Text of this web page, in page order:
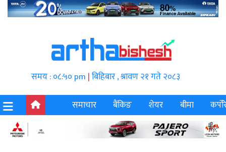
समय : ०८:५० pm |बिहिबार , श्रावण २१ गते २०८३
समाचार
बैंकिङ शेयर बीमा